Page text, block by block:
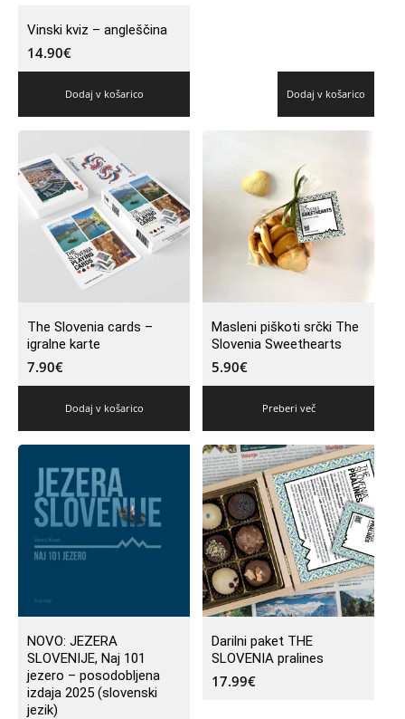
Vinski kviz – angleščina
14.90€
Dodaj v košarico Dodaj v košarico
The Slovenia cards –
igralne karte
7.90€
Dodaj v košarico
Masleni piškoti srčki The
Slovenia Sweethearts
5.90€
Preberi več
NOVO: JEZERA
SLOVENIJE, Naj 101
jezero – posodobljena
izdaja 2025 (slovenski
jezik)
Darilni paket THE
SLOVENIA pralines
17.99€